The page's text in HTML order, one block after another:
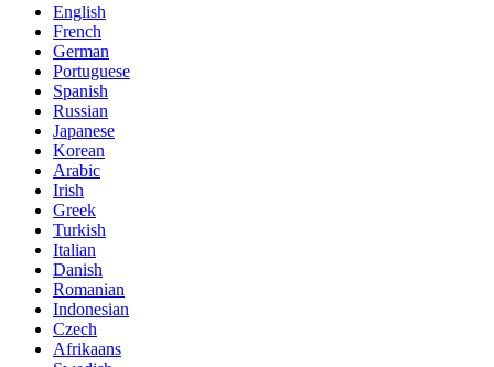
English
French
German
Portuguese
Spanish
Russian
Japanese
Korean
Arabic
Irish
Greek
Turkish
Italian
Danish
Romanian
Indonesian
Czech
Afrikaans